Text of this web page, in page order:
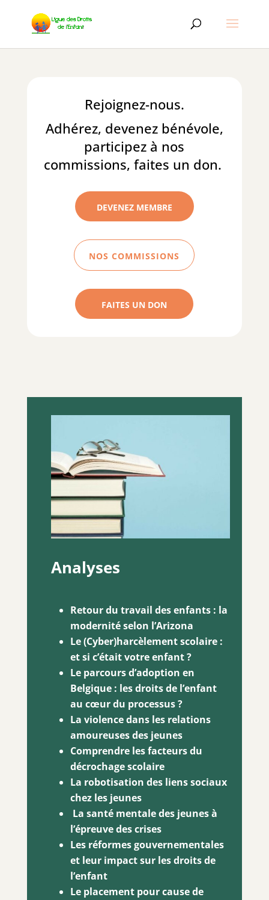
Rejoignez-nous.
Adhérez, devenez bénévole,
participez à nos
commissions, faites un don.
DEVENEZ MEMBRE
NOS COMMISSIONS
FAITES UN DON
Analyses
Retour du travail des enfants : la
modernité selon l’Arizona
Le (Cyber)harcèlement scolaire :
et si c’était votre enfant ?
Le parcours d’adoption en
Belgique : les droits de l’enfant
au cœur du processus?
La violence dans les relations
amoureuses des jeunes
Comprendre les facteurs du
décrochage scolaire
La robotisation des liens sociaux
chez les jeunes
La santé mentale des jeunes à
l’épreuve des crises
Les réformes gouvernementales
et leur impact sur les droits de
l’enfant
Le placement pour cause de